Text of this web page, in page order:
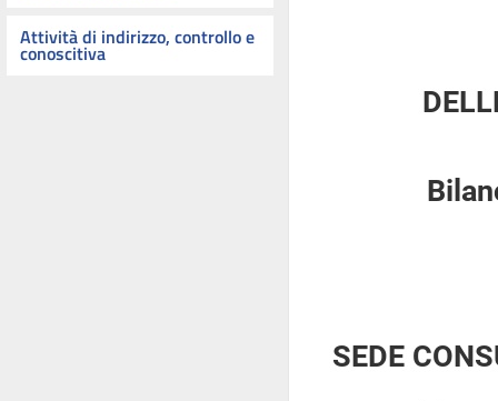
Attività di indirizzo, controllo e
conoscitiva
SEDE